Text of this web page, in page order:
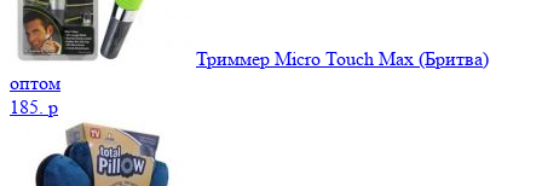
Триммер Micro Touch Max (Бритва)
оптом
185. p